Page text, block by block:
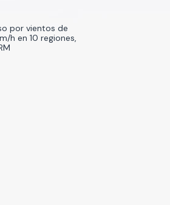
por vientos de
h en 10 regiones,